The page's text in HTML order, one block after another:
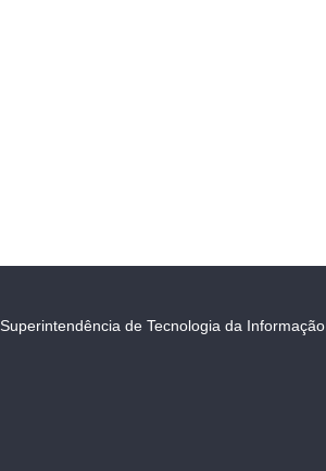
Superintendência de Tecnologia da Informação